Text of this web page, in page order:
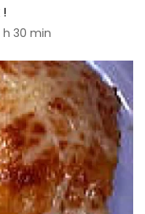
h 30 min